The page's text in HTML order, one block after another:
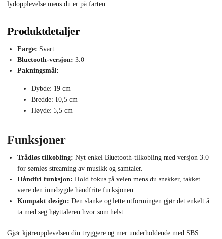
lydopplevelse mens du er på farten.
Produktdetaljer
Farge: Svart
Bluetooth-versjon: 3.0
Pakningsmål:
Dybde: 19 cm
Bredde: 10,5 cm
Høyde: 3,5 cm
Funksjoner
Trådløs tilkobling: Nyt enkel Bluetooth-tilkobling med versjon 3.0
for sømløs streaming av musikk og samtaler.
Håndfri funksjon: Hold fokus på veien mens du snakker, takket
være den innebygde håndfrite funksjonen.
Kompakt design: Den slanke og lette utformingen gjør det enkelt å
ta med seg høyttaleren hvor som helst.
Gjør kjøreopplevelsen din tryggere og mer underholdende med SBS